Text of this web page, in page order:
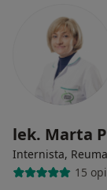
lek. Marta
Internista,
15